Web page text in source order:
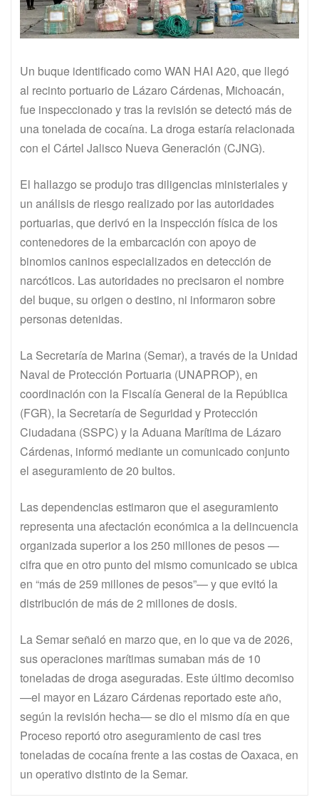
Un buque identificado como WAN HAI A20, que llegó
al recinto portuario de Lázaro Cárdenas, Michoacán,
fue inspeccionado y tras la revisión se detectó más de
una tonelada de cocaína. La droga estaría relacionada
con el Cártel Jalisco Nueva Generación (CJNG).
El hallazgo se produjo tras diligencias ministeriales y
un análisis de riesgo realizado por las autoridades
portuarias, que derivó en la inspección física de los
contenedores de la embarcación con apoyo de
binomios caninos especializados en detección de
narcóticos. Las autoridades no precisaron el nombre
del buque, su origen o destino, ni informaron sobre
personas detenidas.
La Secretaría de Marina (Semar), a través de la Unidad
Naval de Protección Portuaria (UNAPROP), en
coordinación con la Fiscalía General de la República
(FGR), la Secretaría de Seguridad y Protección
Ciudadana (SSPC) y la Aduana Marítima de Lázaro
Cárdenas, informó mediante un comunicado conjunto
el aseguramiento de 20 bultos.
Las dependencias estimaron que el aseguramiento
representa una afectación económica a la delincuencia
organizada superior a los 250 millones de pesos —
cifra que en otro punto del mismo comunicado se ubica
en “más de 259 millones de pesos”— y que evitó la
distribución de más de 2 millones de dosis.
La Semar señaló en marzo que, en lo que va de 2026,
sus operaciones marítimas sumaban más de 10
toneladas de droga aseguradas. Este último decomiso
—el mayor en Lázaro Cárdenas reportado este año,
según la revisión hecha— se dio el mismo día en que
Proceso reportó otro aseguramiento de casi tres
toneladas de cocaína frente a las costas de Oaxaca, en
un operativo distinto de la Semar.